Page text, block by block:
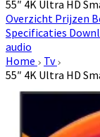
55″ 4K Ultra HD
Overzicht Prijzen
Specificaties
audio
Home
Tv
55″ 4K Ultra HD